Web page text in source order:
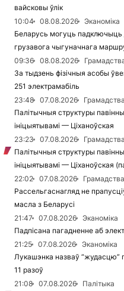
вайсковы ўлік
10:04
08.08.2026
Эканоміка
Беларусь могуць падключыць
грузавога чыгуначнага
09:36
08.08.2026
За тыдзень фізічныя асобы
251 электрамабіль
23:48
07.08.2026
Палітычныя структуры
ініцыятывамі — Ціханоўская
23:23
07.08.2026
Палітычныя структуры
ініцыятывамі — Ціханоўская
22:02
07.08.2026
Грамадства
Рассельгаснагляд не
масла з Беларусі
21:47
07.08.2026
Эканоміка
Падпісана пагадненне аб
21:25
07.08.2026
Эканоміка
Лукашэнка назваў “жудасцю”
11 разоў
21:08
07.08.2026
Палітыка